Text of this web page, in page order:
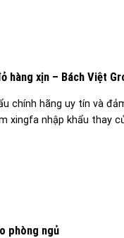
hàng xịn – Bách Việt
chính hãng uy tín và
xingfa nhập khẩu thay
phòng ngủ